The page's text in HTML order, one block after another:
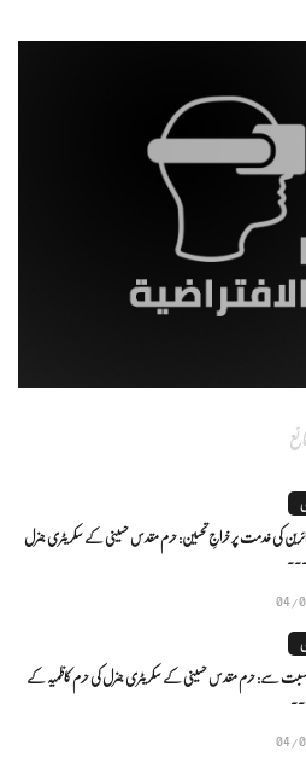
کی خدمت پر خراجِ تحسین: حرم مقدس حسینی کے سکریٹری جنرل
04/
سے: حرم مقدس حسینی کے سکریٹری جنرل کی حرم کاظمیہ کے
04/